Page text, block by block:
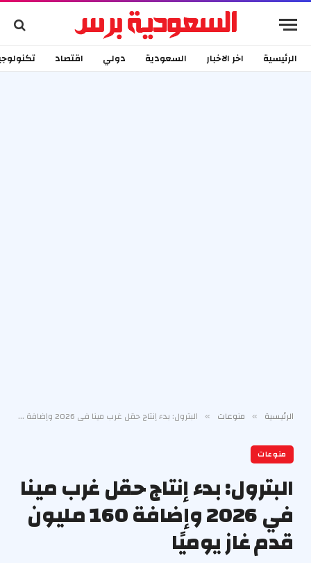
الرئيسية اخر الاخبار السعودية دولي اقتصاد
الرئيسية » منوعات » البترول: بدء إنتاج حقل غرب مينا في 2026 وإضافة 160 مليون قدم غاز يوميًا
منوعات
البترول: بدء إنتاج حقل غرب مينا
في 2026 وإضافة 160 مليون
قدم غاز يوميًا